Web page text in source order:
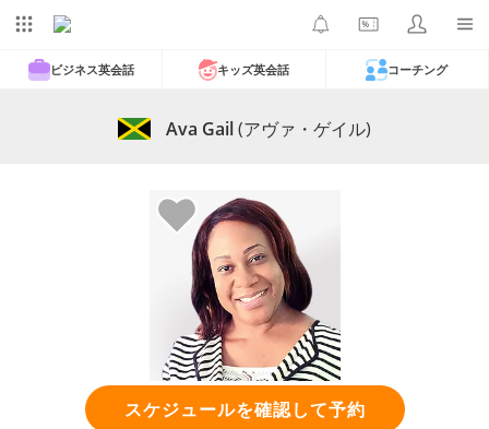
ビジネス英会話 キッズ英会話 コーチング
Ava Gail(アヴァ・ゲイル)
スケジュールを確認して予約